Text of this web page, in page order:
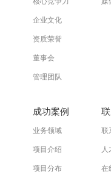
企业文化
资质荣誉
董事会
管理团队
成功案例
业务领域
项目介绍
项目分布
联
人
在